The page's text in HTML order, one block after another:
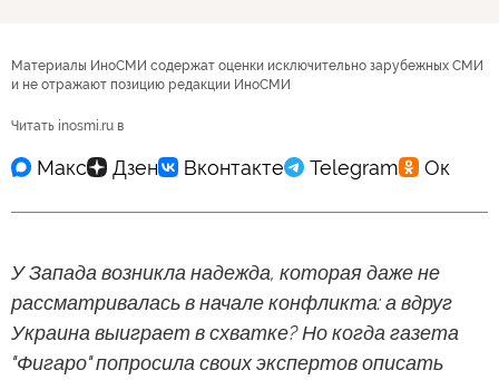
Материалы ИноСМИ содержат оценки исключительно зарубежных СМИ
и не отражают позицию редакции ИноСМИ
Читать inosmi.ru в
У Запада возникла надежда, которая даже не
рассматривалась в начале конфликта: а вдруг
Украина выиграет в схватке? Но когда газета
"Фигаро" попросила своих экспертов описать